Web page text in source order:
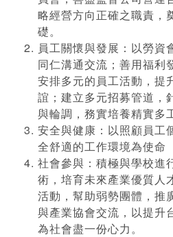
略經營方向正確之職責，
礎。
員工關懷與發展：以勞資
同仁溝通交流；善用福利
安排多元的員工活動，提
誼；建立多元招募管道，
與輪調，務實培養精實多
安全與健康：以照顧員工
全舒適的工作環境為使命
社會參與：積極與學校進
術，培育未來產業優質人
活動，幫助弱勢團體，推
與產業協會交流，以提升
為社會盡一份心力。